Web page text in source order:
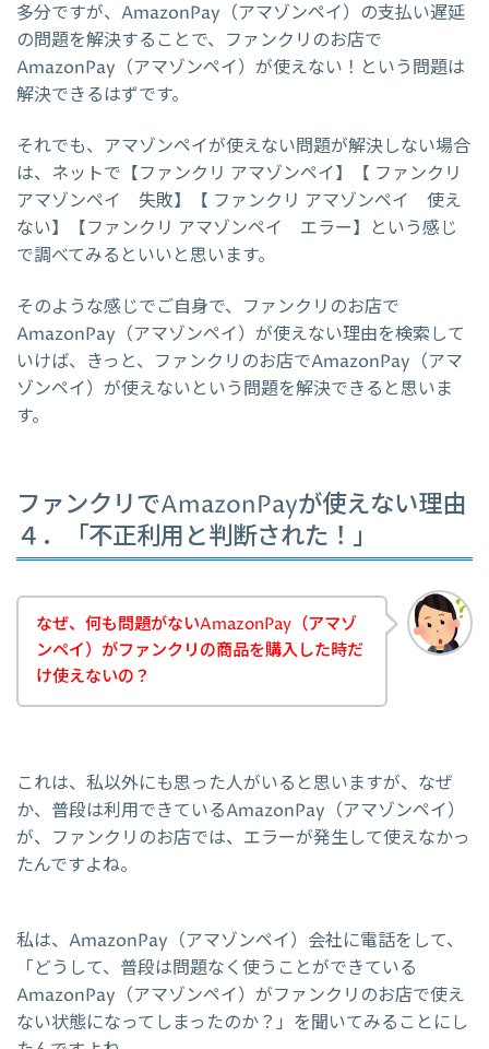
多分ですが、AmazonPay（アマゾンペイ）の支払い遅延
の問題を解決することで、ファンクリのお店で
AmazonPay（アマゾンペイ）が使えない！という問題は
解決できるはずです。
それでも、アマゾンペイが使えない問題が解決しない場合
は、ネットで【ファンクリ アマゾンペイ】【 ファンクリ
アマゾンペイ 失敗】【 ファンクリ アマゾンペイ 使え
ない】【ファンクリ アマゾンペイ エラー】という感じ
で調べてみるといいと思います。
そのような感じでご自身で、ファンクリのお店で
AmazonPay（アマゾンペイ）が使えない理由を検索して
いけば、きっと、ファンクリのお店でAmazonPay（アマ
ゾンペイ）が使えないという問題を解決できると思いま
す。
ファンクリでAmazonPayが使えない理由
４．「不正利用と判断された！」
なぜ、何も問題がないAmazonPay（アマゾ
ンペイ）がファンクリの商品を購入した時だ
け使えないの？
これは、私以外にも思った人がいると思いますが、なぜ
か、普段は利用できているAmazonPay（アマゾンペイ）
が、ファンクリのお店では、エラーが発生して使えなかっ
たんですよね。
私は、AmazonPay（アマゾンペイ）会社に電話をして、
「どうして、普段は問題なく使うことができている
AmazonPay（アマゾンペイ）がファンクリのお店で使え
ない状態になってしまったのか？」を聞いてみることにし